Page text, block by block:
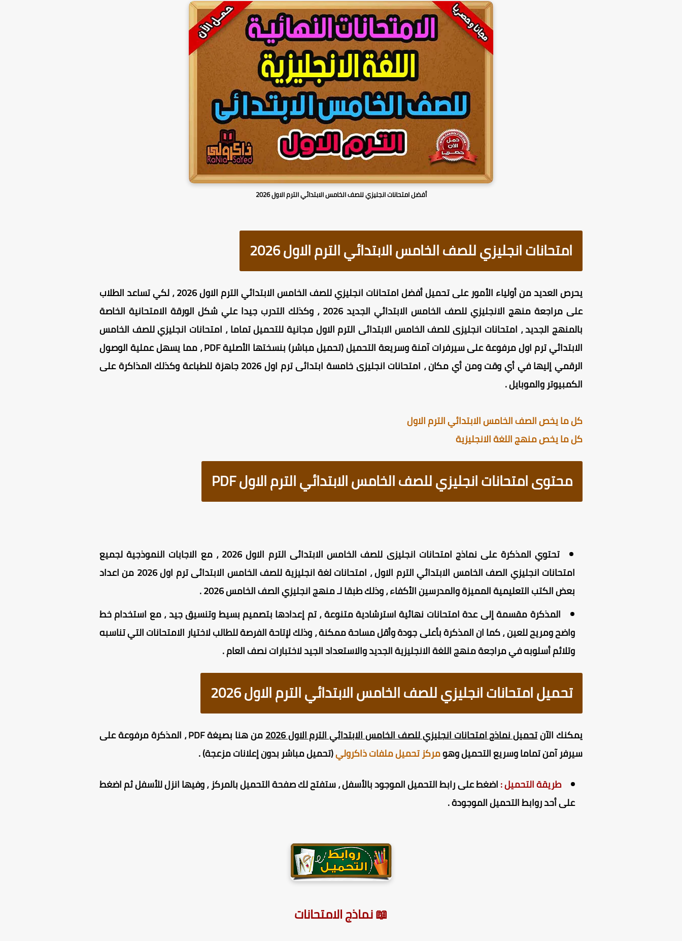
أفضل امتحانات انجليزي للصف الخامس الابتدائي الترم الاول 2026
امتحانات انجليزي للصف الخامس الابتدائي الترم الاول 2026
يحرص العديد من أولياء الأمور على تحميل أفضل امتحانات انجليزي للصف الخامس الابتدائي الترم الاول 2026 ، لكي تساعد الطلاب
على مراجعة منهج الانجليزي للصف الخامس الابتدائي الجديد 2026 ، وكذلك التدرب جيدا علي شكل الورقة الامتحانية الخاصة
بالمنهج الجديد ، امتحانات انجليزى للصف الخامس الابتدائى الترم الاول مجانية للتحميل تماما ، امتحانات انجليزي للصف الخامس
الابتدائي ترم اول مرفوعة على سيرفرات آمنة وسريعة التحميل (تحميل مباشر) بنسختها الأصلية PDF ، مما يسهل عملية الوصول
الرقمي إليها في أي وقت ومن أي مكان ، امتحانات انجليزى خامسة ابتدائى ترم اول 2026 جاهزة للطباعة وكذلك المذاكرة على
الكمبيوتر والموبايل .
كل ما يخص الصف الخامس الابتدائي الترم الاول
كل ما يخص منهج اللغة الانجليزية
محتوى امتحانات انجليزي للصف الخامس الابتدائي الترم الاول PDF
تحتوي المذكرة على نماذج امتحانات انجليزى للصف الخامس الابتدائى الترم الاول 2026 ، مع الاجابات النموذجية لجميع
امتحانات انجليزي الصف الخامس الابتدائي الترم الاول ، امتحانات لغة انجليزية للصف الخامس الابتدائى ترم اول 2026 من اعداد
بعض الكتب التعليمية المميزة والمدرسين الأكفاء ، وذلك طبقا لـ منهج انجليزي الصف الخامس 2026 .
المذكرة مقسمة إلى عدة امتحانات نهائية استرشادية متنوعة ، تم إعدادها بتصميم بسيط وتنسيق جيد ، مع استخدام خط
واضح ومريح للعين ، كما ان المذكرة بأعلى جودة وأقل مساحة ممكنة ، وذلك لإتاحة الفرصة للطالب لاختيار الامتحانات التي تناسبه
وتلائم أسلوبه في مراجعة منهج اللغة الانجليزية الجديد والاستعداد الجيد لاختبارات نصف العام .
تحميل امتحانات انجليزي للصف الخامس الابتدائي الترم الاول 2026
يمكنك الآنتحميل نماذج امتحانات انجليزي للصف الخامس الابتدائي الترم الاول 2026
من هنا بصيغة PDF ، المذكرة مرفوعة على
سيرفر آمن تماما وسريع التحميل وهومركز تحميل ملفات ذاكرولي(تحميل مباشر بدون إعلانات مزعجة) .
طريقة التحميل :اضغط على رابط التحميل الموجود بالأسفل ، ستفتح لك صفحة التحميل بالمركز ، وفيها انزل للأسفل ثم اضغط
على أحد روابط التحميل الموجودة .
📖 نماذج الامتحانات